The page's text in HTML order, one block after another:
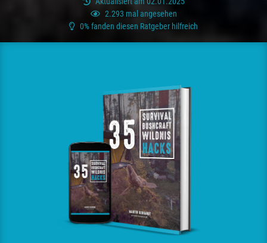
2.293 mal angesehen
0% fanden diesen Ratgeber hilfreich